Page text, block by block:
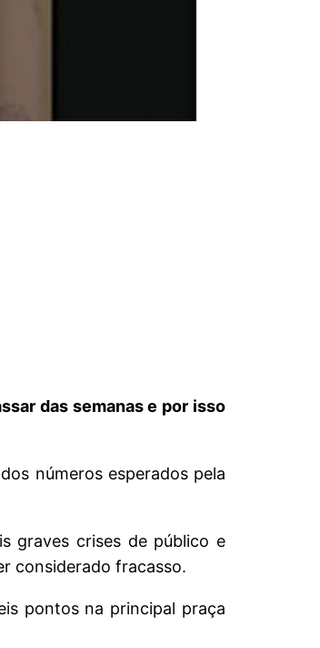
das semanas e por isso
números esperados pela
graves crises de público e
considerado fracasso.
pontos na principal praça